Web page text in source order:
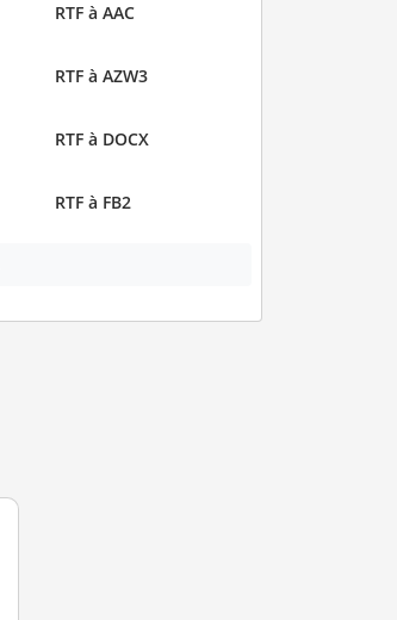
RTF à AAC
RTF à AZW3
RTF à DOCX
RTF à FB2